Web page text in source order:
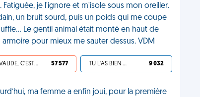
Fatiguée, je l'ignore et m'isole sous mon oreiller.
un bruit sourd, puis un poids qui me coupe
Le gentil animal était monté en haut de
armoire pour mieux me sauter dessus. VDM
JE VALIDE, C'EST UNE VDM 57 577 TU L'AS BIEN MÉRITÉ 9 032
ma femme a enfin joui, pour la première